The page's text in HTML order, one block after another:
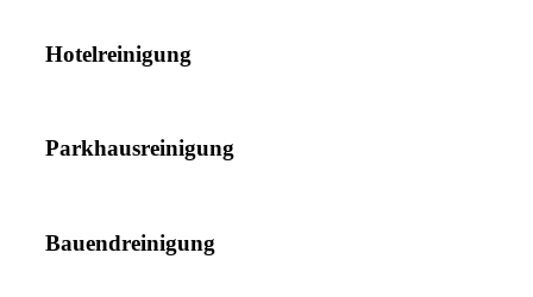
Hotelreinigung
Parkhausreinigung
Bauendreinigung